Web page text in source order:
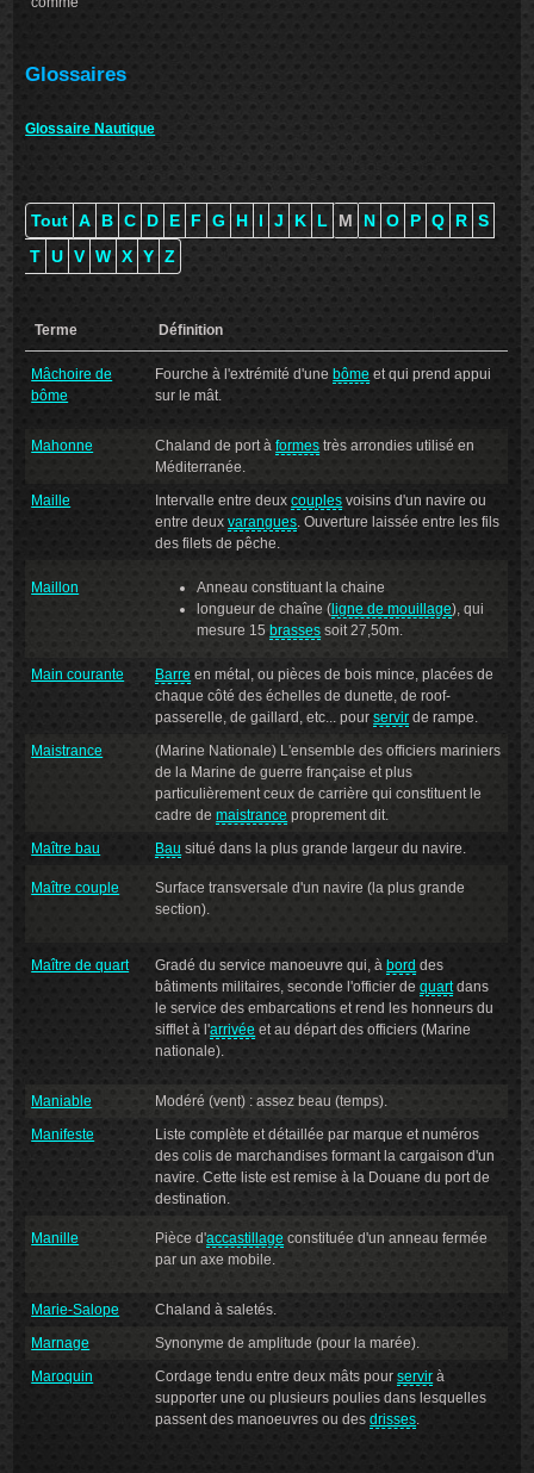
Glossaires
Glossaire Nautique
Tout A B C D E F G H I J K L M N O P Q R S
T U V W X Y Z
Terme Définition
Mâchoire de
bôme
Fourche à l'extrémité d'une bôme et qui prend appui
sur le mât.
Mahonne Chaland de port àformes très arrondies utilisé en
Méditerranée.
Maille
Intervalle entre deuxcouples voisins d'un navire ou
entre deuxvarangues. Ouverture laissée entre les fils
des filets de pêche.
Maillon
Anneau constituant la chaine
longueur de chaîne ( ligne de mouillage), qui
mesure 15 brasses soit 27,50m.
Main courante Barre en métal, ou pièces de bois mince, placées de
chaque côté des échelles de dunette, de roof-
passerelle, de gaillard, etc... pourservir de rampe.
Maistrance
(Marine Nationale) L'ensemble des officiers mariniers
de la Marine de guerre française et plus
particulièrement ceux de carrière qui constituent le
cadre demaistrance proprement dit.
Maître bau
Bau situé dans la plus grande largeur du navire.
Maître couple
Surface transversale d'un navire (la plus grande
section).
Maître de quart Gradé du service manoeuvre qui, à bord des
bâtiments militaires, seconde l'officier dequartdans
le service des embarcations et rend les honneurs du
sifflet à l'arrivée et au départ des officiers (Marine
nationale).
Maniable
Modéré (vent) : assez beau (temps).
Manifeste
Liste complète et détaillée par marque et numéros
des colis de marchandises formant la cargaison d'un
navire. Cette liste est remise à la Douane du port de
destination.
Manille Pièce d'accastillage constituée d'un anneau fermée
par un axe mobile.
Marie-Salope
Chaland à saletés.
Marnage
Synonyme de amplitude (pour la marée).
Maroquin
Cordage tendu entre deux mâts pourservir à
supporter une ou plusieurs poulies dans lesquelles
passent des manoeuvres ou desdrisses.